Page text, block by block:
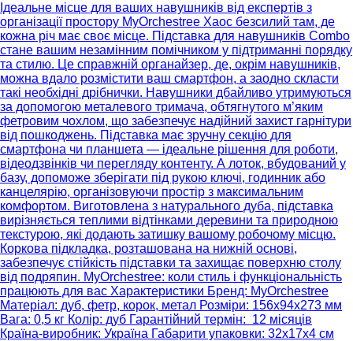
Ідеальне місце для ваших навушників від експертів з
організації простору MyOrchestree Хаос безсилий там, де
кожна річ має своє місце. Підставка для навушників Combo
стане вашим незамінним помічником у підтриманні порядку
та стилю. Це справжній органайзер, де, окрім навушників,
можна вдало розмістити ваш смартфон, а заодно скласти
такі необхідні дрібнички. Навушники дбайливо утримуються
за допомогою металевого тримача, обтягнутого м’яким
фетровим чохлом, що забезпечує надійний захист гарнітури
від пошкоджень. Підставка має зручну секцію для
смартфона чи планшета — ідеальне рішення для роботи,
відеодзвінків чи перегляду контенту. А лоток, вбудований у
базу, допоможе зберігати під рукою ключі, годинник або
канцелярію, організовуючи простір з максимальним
комфортом. Виготовлена з натурального дуба, підставка
вирізняється теплими відтінками деревини та природною
текстурою, які додають затишку вашому робочому місцю.
Коркова підкладка, розташована на нижній основі,
забезпечує стійкість підставки та захищає поверхню столу
від подряпин. MyOrchestree: коли стиль і функціональність
працюють для вас Характеристики Бренд: MyOrchestree
Матеріал: дуб, фетр, корок, метал Розміри: 156х94х273 мм
Вага: 0,5 кг Колір: дуб Гарантійний термін: 12 місяців
Країна-виробник: Україна Габарити упаковки: 32х17х4 см